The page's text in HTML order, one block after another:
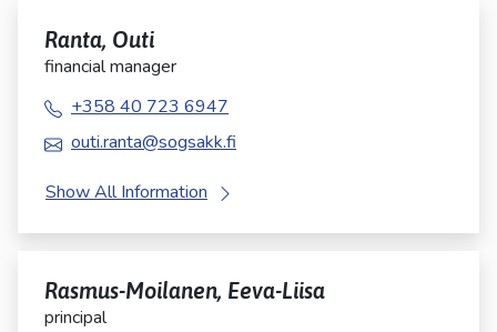
Ranta, Outi
financial manager
+358 40 723 6947
outi.ranta@sogsakk.fi
Show All Information
Rasmus-Moilanen, Eeva-Liisa
principal